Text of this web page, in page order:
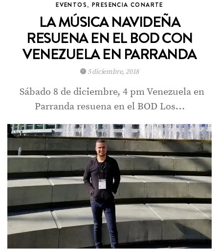
EVENTOS, PRESENCIA CONARTE
LA MÚSICA NAVIDEÑA
RESUENA EN EL BOD CON
VENEZUELA EN PARRANDA
5 diciembre, 2018
Sábado 8 de diciembre, 4 pm Venezuela en
Parranda resuena en el BOD Los…